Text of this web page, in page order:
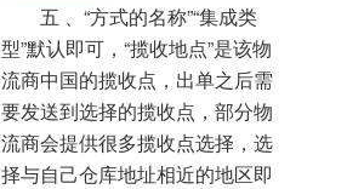
五 、“方式的名称”“集成类
型”默认即可，“揽收地点”是该物
流商中国的揽收点，出单之后需
要发送到选择的揽收点，部分物
流商会提供很多揽收点选择，选
择与自己仓库地址相近的地区即